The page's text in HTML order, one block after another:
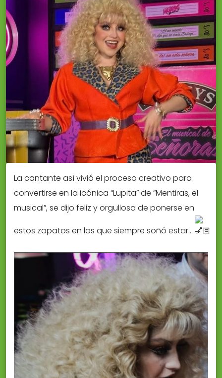
La cantante así vivió el proceso creativo para
convertirse en la icónica “Lupita” de “Mentiras, el
musical”, se dijo feliz y orgullosa de ponerse en
estos zapatos en los que siempre soñó estar…